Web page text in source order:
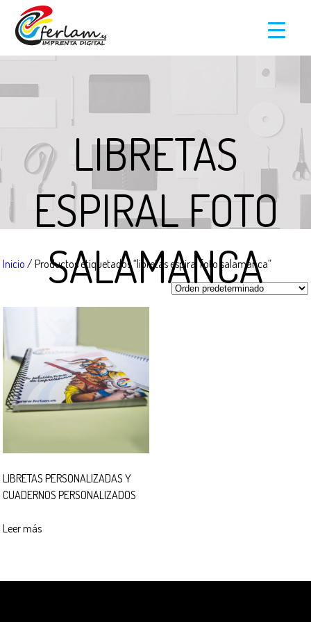
LIBRETAS
ESPIRAL FOTO
SALAMANCA
Inicio / Productos etiquetados “libretas espiral foto salamanca”
LIBRETAS PERSONALIZADAS Y
CUADERNOS PERSONALIZADOS
Leer más